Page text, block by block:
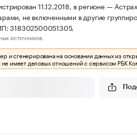
11.12.2018, в регионе —
не включенными в другие
318302500051305.
источников.
и сгенерирована на основании данных из
не имеет деловых отношений с сервисом РБК